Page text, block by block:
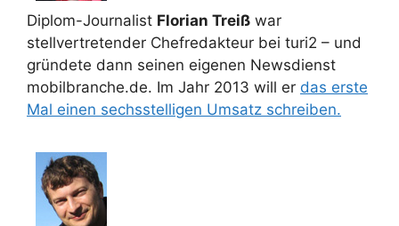
Diplom-Journalist Florian Treiß war
stellvertretender Chefredakteur bei turi2 – und
gründete dann seinen eigenen Newsdienst
mobilbranche.de. Im Jahr 2013 will er das erste
Mal einen sechsstelligen Umsatz schreiben.